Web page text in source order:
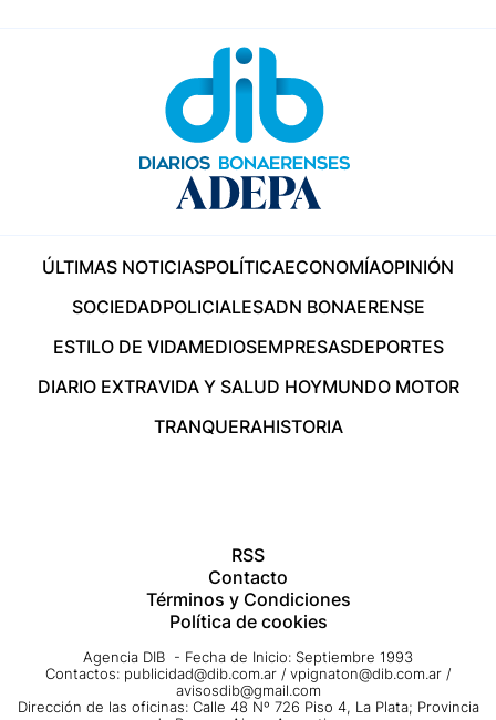
ÚLTIMAS NOTICIASPOLÍTICAECONOMÍAOPINIÓN
SOCIEDADPOLICIALESADN BONAERENSE
ESTILO DE VIDAMEDIOSEMPRESASDEPORTES
DIARIO EXTRAVIDA Y SALUD HOYMUNDO MOTOR
TRANQUERAHISTORIA
RSS
Contacto
Términos y Condiciones
Política de cookies
Agencia DIB - Fecha de Inicio: Septiembre 1993
Contactos: publicidad@dib.com.ar / vpignaton@dib.com.ar /
avisosdib@gmail.com
Dirección de las oficinas: Calle 48 Nº 726 Piso 4, La Plata; Provincia